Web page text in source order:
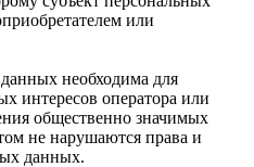
или
необходима для
интересов оператора или
общественно значимых
не нарушаются права и
данных.